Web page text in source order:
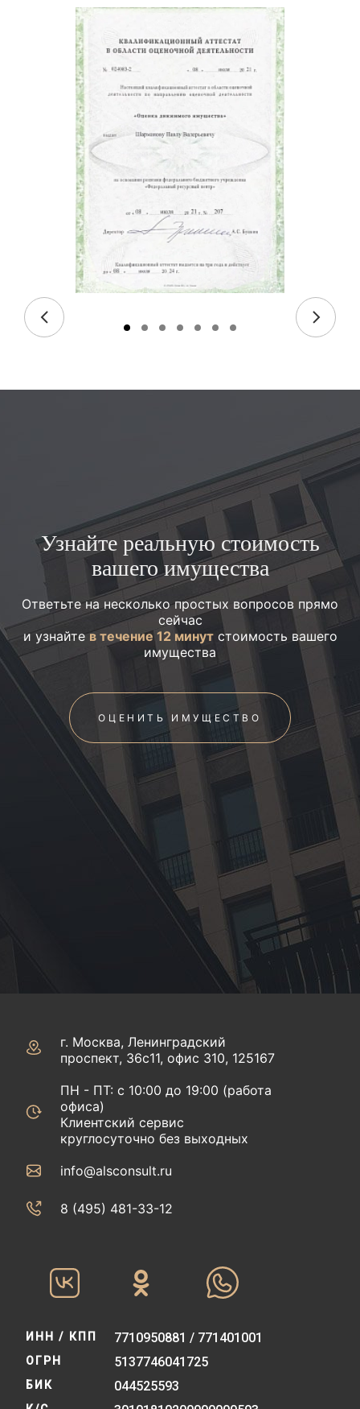
Узнайте реальную стоимость
вашего имущества
Ответьте на несколько простых вопросов прямо
сейчас
и узнайтев течение 12 минутстоимость вашего
имущества
ОЦЕНИТЬ ИМУЩЕСТВО
г. Москва, Ленинградский
проспект, 36с11, офис 310, 125167
ПН - ПТ: с 10:00 до 19:00 (работа
офиса)
Клиентский сервис
круглосуточно без выходных
info@alsconsult.ru
8 (495) 481-33-12‬‬
ИНН / КПП 7710950881 / 771401001
ОГРН 5137746041725
БИК 044525593